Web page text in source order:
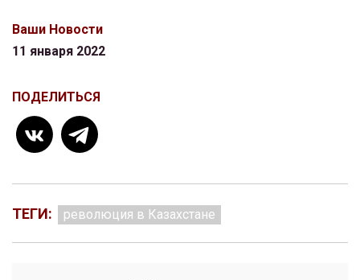
Ваши Новости
11 января 2022
ПОДЕЛИТЬСЯ
ТЕГИ: революция в Казахстане